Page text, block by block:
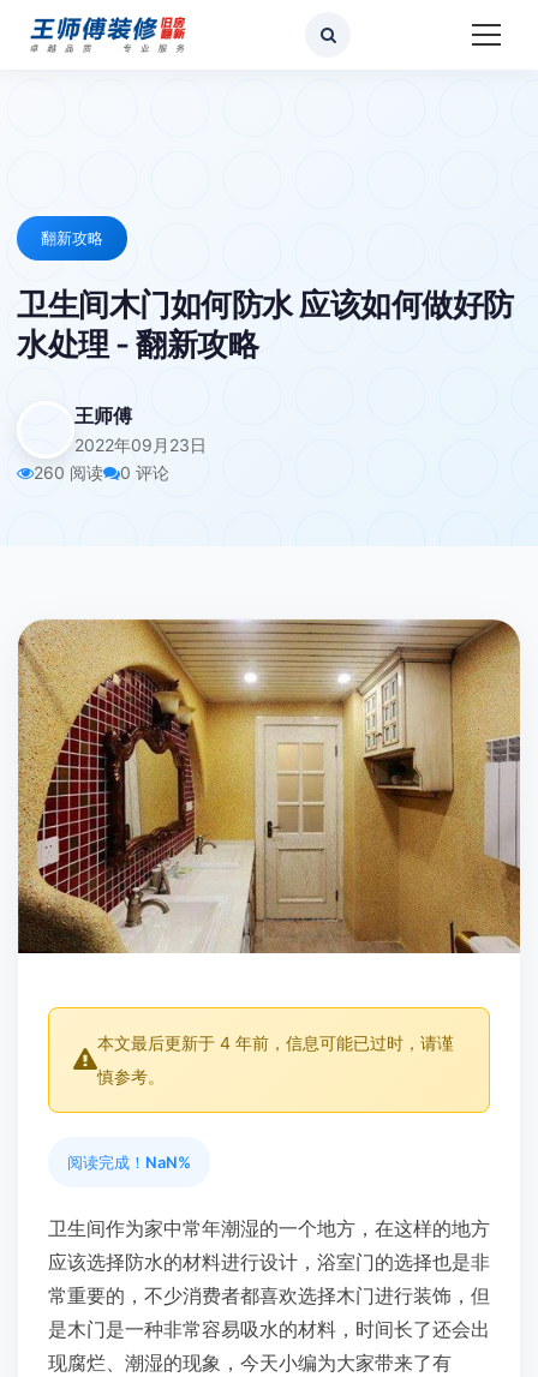
翻新攻略
卫生间木门如何防水 应该如何做好防
水处理 - 翻新攻略
王师傅
2022年09月23日
260 阅读
0 评论
本文最后更新于 4 年前，信息可能已过时，请谨
慎参考。
阅读完成！ NaN%
卫生间作为家中常年潮湿的一个地方，在这样的地方
应该选择防水的材料进行设计，浴室门的选择也是非
常重要的，不少消费者都喜欢选择木门进行装饰，但
是木门是一种非常容易吸水的材料，时间长了还会出
现腐烂、潮湿的现象，今天小编为大家带来了有